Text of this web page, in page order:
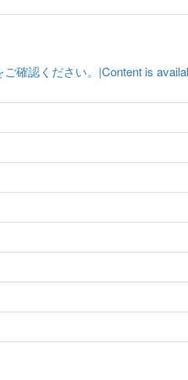
確認ください。|Content is